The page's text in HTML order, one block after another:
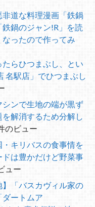
非道な料理漫画「鉄鍋
鍋のジャン!R」を読
ったので作ってみ
たらひつまぶし、とい
名駅店」でひつまぶし
シンで生地の端が黒ず
解消するため分解し
のビュー
・キリバスの食事情を
は豊かだけど野菜事
ュー
】「バスカヴィル家の
ートムア